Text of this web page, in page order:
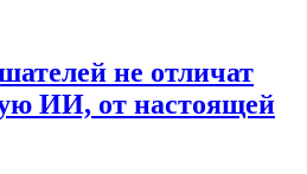
не отличат
ИИ, от настоящей